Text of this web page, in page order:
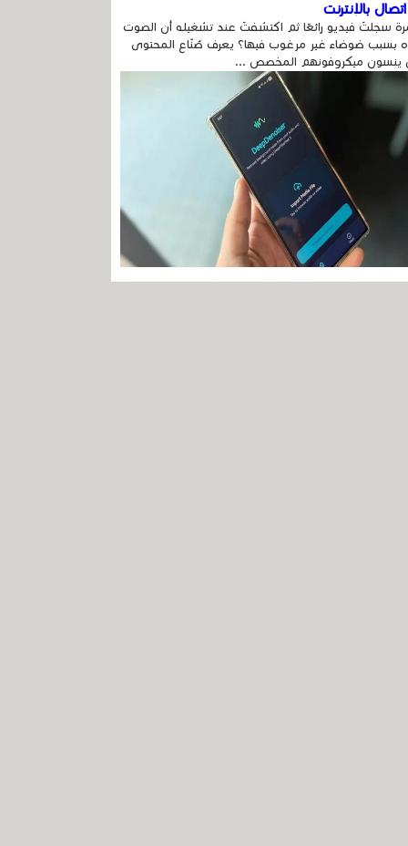
بالإنترنت
سجلتَ فيديو رائعًا ثم اكتشفتَ عند تشغيله أن الصوت
بسبب ضوضاء غير مرغوب فيها؟ يعرف صُنّاع المحتوى
ينسون ميكروفونهم المخصص ...